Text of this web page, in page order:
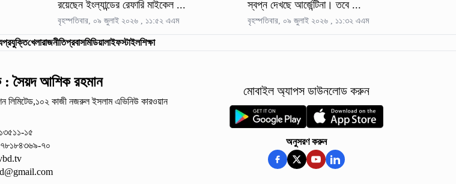
রয়েছেন ইংল্যান্ডের রেফারি মাইকেল ...
বৃহস্পতিবার, ০৯ জুলাই ২০২৬ , ১১:৫২ এএম
স্বপ্ন দেখছে আর্জেন্টিনা। তবে ...
বৃহস্পতিবার, ০৯ জুলাই ২০২৬ , ১১:৩২ এএম
খেলারাজনীতিপ্রবাসমিডিয়ালাইফস্টাইলশিক্ষা
: সৈয়দ আশিক রহমান
লিমিটেড,১০২ কাজী নজরুল ইসলামএভিনিউ কারওয়ান
১৫
৭০
মোবাইল অ্যাপস ডাউনলোড করুন
অনুসরণ করুন